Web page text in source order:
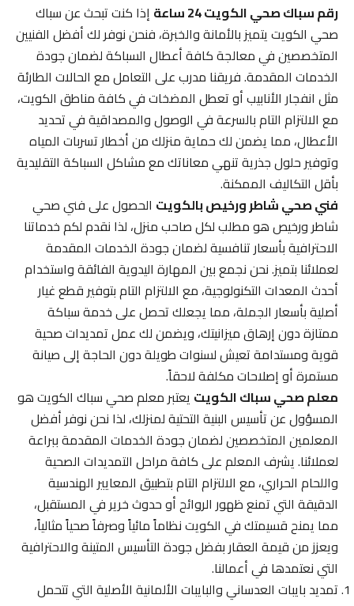
رقم سباك صحي الكويت 24 ساعة
إذا كنت تبحث عن سباك
صحي الكويت يتميز بالأمانة والخبرة، فنحن نوفر لك أفضل الفنيين
المتخصصين في معالجة كافة أعطال السباكة لضمان جودة
الخدمات المقدمة. فريقنا مدرب على التعامل مع الحالات الطارئة
مثل انفجار الأنابيب أو تعطل المضخات في كافة مناطق الكويت،
مع الالتزام التام بالسرعة في الوصول والمصداقية في تحديد
الأعطال، مما يضمن لك حماية منزلك من أخطار تسربات المياه
وتوفير حلول جذرية تنهي معاناتك مع مشاكل السباكة التقليدية
بأقل التكاليف الممكنة.
فني صحي شاطر ورخيص بالكويتالحصول على فني صحي
شاطر ورخيص هو مطلب لكل صاحب منزل، لذا نقدم لكم خدماتنا
الاحترافية بأسعار تنافسية لضمان جودة الخدمات المقدمة
لعملائنا بتميز. نحن نجمع بين المهارة اليدوية الفائقة واستخدام
أحدث المعدات التكنولوجية، مع الالتزام التام بتوفير قطع غيار
أصلية بأسعار الجملة، مما يجعلك تحصل على خدمة سباكة
ممتازة دون إرهاق ميزانيتك، ويضمن لك عمل تمديدات صحية
قوية ومستدامة تعيش لسنوات طويلة دون الحاجة إلى صيانة
مستمرة أو إصلاحات مكلفة لاحقاً.
معلم صحي سباك الكويتيعتبر معلم صحي سباك الكويت هو
المسؤول عن تأسيس البنية التحتية لمنزلك، لذا نحن نوفر أفضل
المعلمين المتخصصين لضمان جودة الخدمات المقدمة ببراعة
لعملائنا. يشرف المعلم على كافة مراحل التمديدات الصحية
واللحام الحراري، مع الالتزام التام بتطبيق المعايير الهندسية
الدقيقة التي تمنع ظهور الروائح أو حدوث خرير في المستقبل،
مما يمنح قسيمتك في الكويت نظاماً مائياً وصرفاً صحياً مثالياً،
ويعزز من قيمة العقار بفضل جودة التأسيس المتينة والاحترافية
التي نعتمدها في أعمالنا.
تمديد بايبات العدساني والبايبات الألمانية الأصلية التي تتحمل